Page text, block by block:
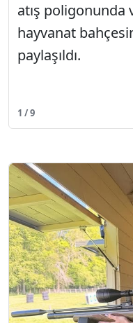
atış poligonunda
hayvanat
paylaşıldı.
1 / 9